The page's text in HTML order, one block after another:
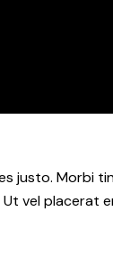
justo. Morbi
vel placerat